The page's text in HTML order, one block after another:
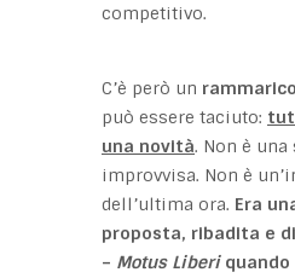
competitivo.
C’è però un
può essere taciuto:
una novità. Non è una
improvvisa. Non è
dell’ultima ora. Era
proposta, ribadita e
– Motus Liberiquando